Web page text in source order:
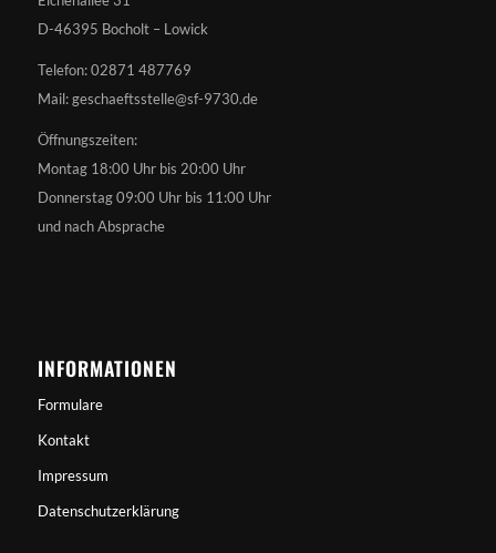
D-46395 Bocholt – Lowick
Telefon: 02871 487769
Mail: geschaeftsstelle@sf-9730.de
Öffnungszeiten:
Montag 18:00 Uhr bis 20:00 Uhr
Donnerstag 09:00 Uhr bis 11:00 Uhr
und nach Absprache
INFORMATIONEN
Formulare
Kontakt
Impressum
Datenschutzerklärung